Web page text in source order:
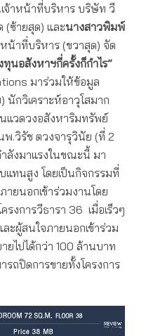
จ้าหน้าที่บริหาร บริษัท วี
(ซ้ายสุด) และนางสาวพิมพ์
หน้าที่บริหาร (ขวาสุด) จัด
นอสังหาฯกี่ครั้งก็กำไร”
มาร่วมให้ข้อมูล
นักวิเคราะห์อาวุโสมาก
แวดวงอสังหาริมทรัพย์
.วิรัช ตวงจารุวินัย (ที่ 2
ลังมาแรงในขณะนี้ มา
แทนสูง โดยเป็นกิจกรรมที่
ายนอกเข้าร่วมงานโดย
งการวีธารา 36 เมื่อเร็วๆ
ะผู้สนใจภายนอกเข้าร่วม
ยไปได้กว่า 100 ล้านบาท
รถปิดการขายทั้งโครงการ